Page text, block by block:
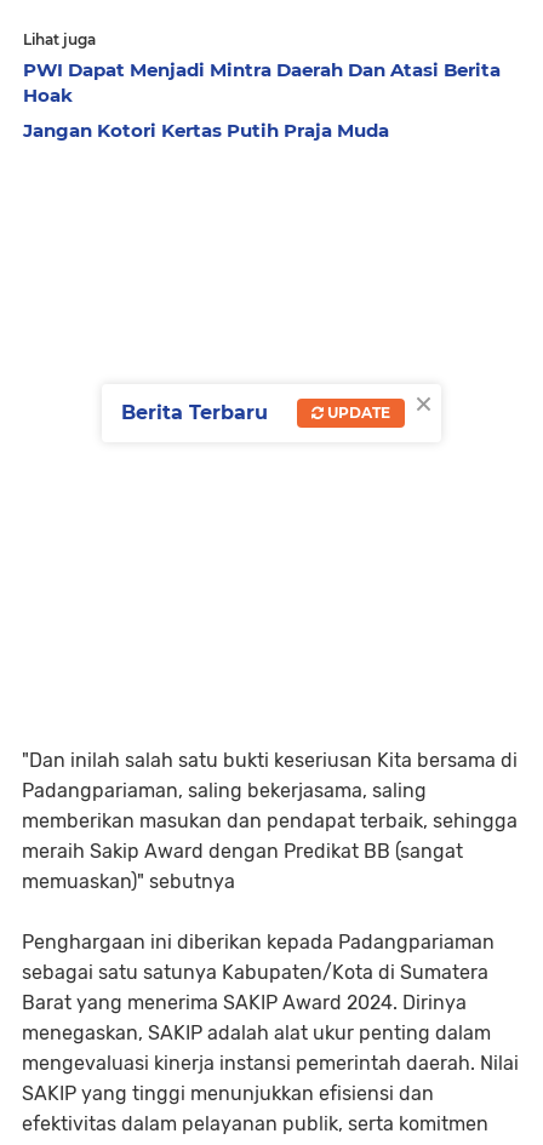
Lihat juga
PWI Dapat Menjadi Mintra Daerah Dan Atasi Berita
Hoak
Jangan Kotori Kertas Putih Praja Muda
"Dan inilah salah satu bukti keseriusan Kita bersama di
Padangpariaman, saling bekerjasama, saling
memberikan masukan dan pendapat terbaik, sehingga
meraih Sakip Award dengan Predikat BB (sangat
memuaskan)" sebutnya
Penghargaan ini diberikan kepada Padangpariaman
sebagai satu satunya Kabupaten/Kota di Sumatera
Barat yang menerima SAKIP Award 2024. Dirinya
menegaskan, SAKIP adalah alat ukur penting dalam
mengevaluasi kinerja instansi pemerintah daerah. Nilai
SAKIP yang tinggi menunjukkan efisiensi dan
efektivitas dalam pelayanan publik, serta komitmen
×
Berita Terbaru UPDATE